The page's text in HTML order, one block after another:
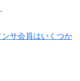
サ会員はいくつか